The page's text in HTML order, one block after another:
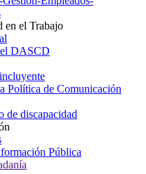
en el Trabajo
DASCD
Política de Comunicación
discapacidad
Pública